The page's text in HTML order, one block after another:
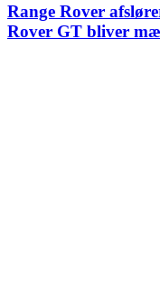
Range Rover
Rover GT bliver